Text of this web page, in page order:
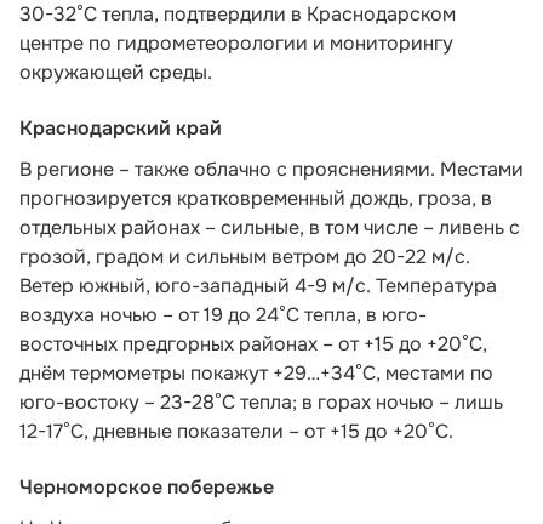
30-32°С тепла, подтвердили в Краснодарском
центре по гидрометеорологии и мониторингу
окружающей среды.
Краснодарский край
В регионе – также облачно с прояснениями. Местами
прогнозируется кратковременный дождь, гроза, в
отдельных районах – сильные, в том числе – ливень с
грозой, градом и сильным ветром до 20-22 м/с.
Ветер южный, юго-западный 4-9 м/с. Температура
воздуха ночью – от 19 до 24°С тепла, в юго-
восточных предгорных районах – от +15 до +20°С,
днём термометры покажут +29…+34°С, местами по
юго-востоку – 23-28°С тепла; в горах ночью – лишь
12-17°С, дневные показатели – от +15 до +20°С.
Черноморское побережье